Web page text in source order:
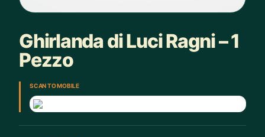
Ghirlanda di Luci Ragni – 1
Pezzo
SCAN TO MOBILE